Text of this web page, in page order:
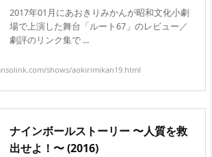
2017年01月にあおきりみかんが昭和文化小劇
場で上演した舞台「ルート67」のレビュー／
劇評のリンク集で ...
shows/aokirimikan19.html
ナインボールストーリー 〜人質を救
出せよ！〜 (2016)